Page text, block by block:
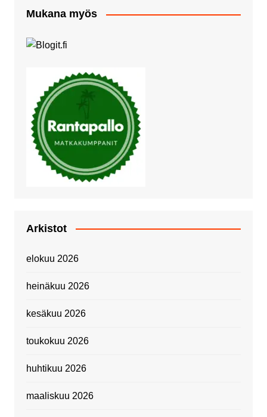
Mukana myös
Arkistot
elokuu 2026
heinäkuu 2026
kesäkuu 2026
toukokuu 2026
huhtikuu 2026
maaliskuu 2026